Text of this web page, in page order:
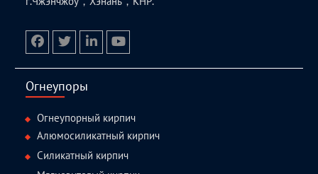
Огнеупоры
Огнеупорный кирпич
Алюмосиликатный кирпич
Силикатный кирпич